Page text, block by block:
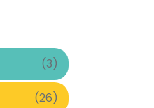
(3)
(26)